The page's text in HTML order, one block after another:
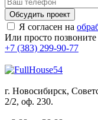
Обсудить проект
Я согласен на
Или просто
+7 (383) 299-90-77
г. Новосибирск,
2/2, оф. 230.